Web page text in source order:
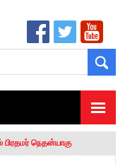
நெதன்யாகு